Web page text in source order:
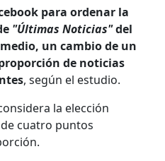
para ordenar la
"Últimas Noticias"del
un cambio de un
de noticias
, según el estudio.
la elección
cuatro puntos